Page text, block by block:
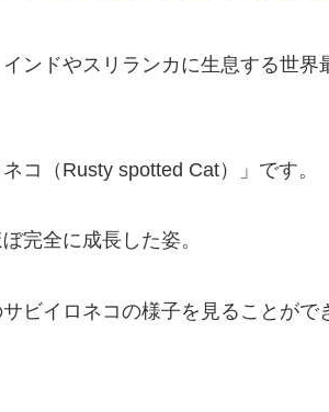
ンドやスリランカに生息する世界
コ（Rusty spotted Cat）」です。
完全に成長した姿。
ビイロネコの様子を見ることがで